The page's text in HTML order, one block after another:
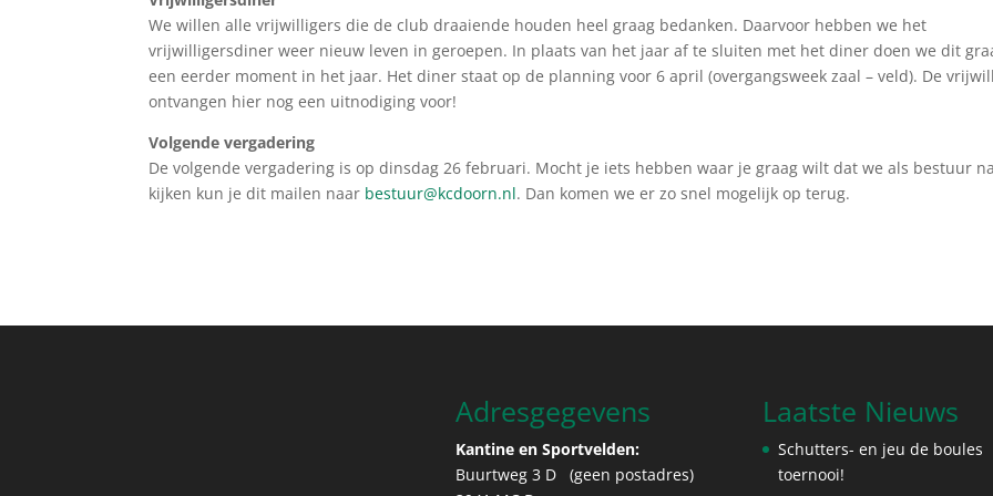
We willen alle vrijwilligers die de club draaiende houden heel graag bedanken. Daarvoor hebben we het
vrijwilligersdiner weer nieuw leven in geroepen. In plaats van het jaar af te sluiten met het diner doen we dit
een eerder moment in het jaar. Het diner staat op de planning voor 6 april (overgangsweek zaal – veld). De
ontvangen hier nog een uitnodiging voor!
Volgende vergadering
De volgende vergadering is op dinsdag 26 februari. Mocht je iets hebben waar je graag wilt dat we als bestuur
kijken kun je dit mailen naar bestuur@kcdoorn.nl. Dan komen we er zo snel mogelijk op terug.
Adresgegevens
Kantine en Sportvelden:
Buurtweg 3 D (geen postadres)
Laatste Nieuws
Schutters- en jeu de boules
toernooi!